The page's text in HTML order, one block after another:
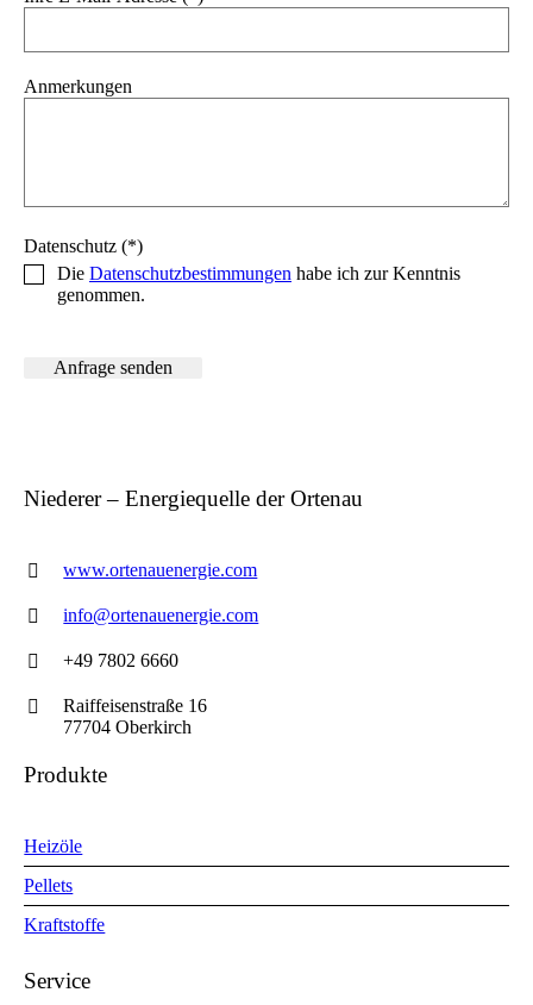
Anmerkungen
Datenschutz (*)
Die Datenschutzbestimmungen habe ich zur Kenntnis
genommen.
Niederer – Energiequelle der Ortenau
www.ortenauenergie.com
info@ortenauenergie.com
+49 7802 6660
Raiffeisenstraße 16
77704 Oberkirch
Produkte
Heizöle
Pellets
Kraftstoffe
Service